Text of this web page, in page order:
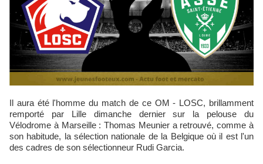
Il aura été l'homme du match de ce OM - LOSC, brillamment
remporté par Lille dimanche dernier sur la pelouse du
Vélodrome à Marseille : Thomas Meunier a retrouvé, comme à
son habitude, la sélection nationale de la Belgique où il est l'un
des cadres de son sélectionneur Rudi Garcia.